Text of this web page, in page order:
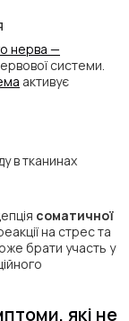
нерва —
системи.
активує
в тканинах
соматичної
на стрес та
брати участь у
які не